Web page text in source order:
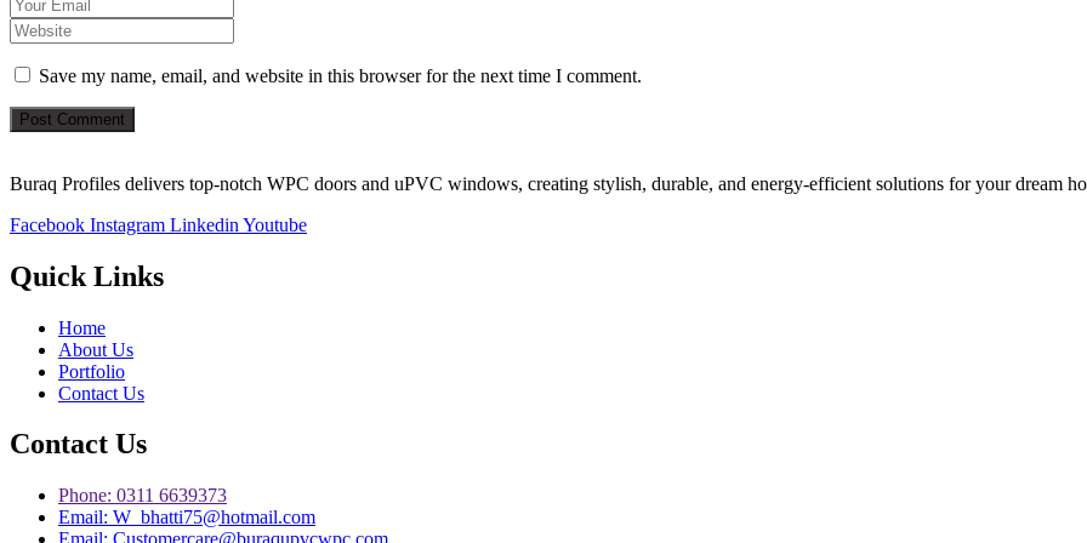
Save my name, email, and website in this browser for the next time I comment.
Post Comment
Buraq Profiles delivers top-notch WPC doors and uPVC windows, creating stylish, durable, and energy-efficient solutions for your dream
Facebook Instagram Linkedin Youtube
Quick Links
Home
About Us
Portfolio
Contact Us
Contact Us
Phone: 0311 6639373
Email: W_bhatti75@hotmail.com